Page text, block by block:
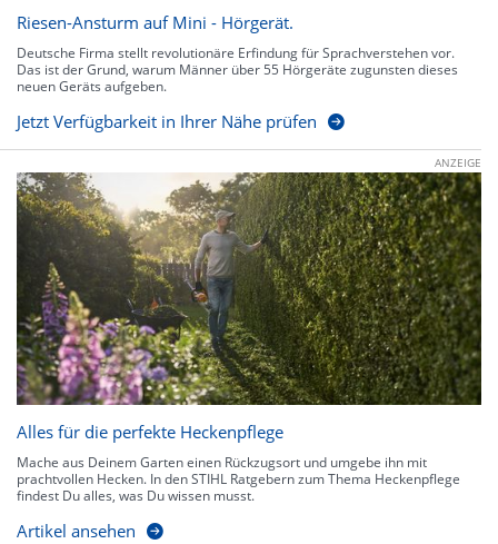
Riesen-Ansturm auf Mini - Hörgerät.
Deutsche Firma stellt revolutionäre Erfindung für Sprachverstehen vor.
Das ist der Grund, warum Männer über 55 Hörgeräte zugunsten dieses
neuen Geräts aufgeben.
Jetzt Verfügbarkeit in Ihrer Nähe prüfen
ANZEIGE
Alles für die perfekte Heckenpflege
Mache aus Deinem Garten einen Rückzugsort und umgebe ihn mit
prachtvollen Hecken. In den STIHL Ratgebern zum Thema Heckenpflege
findest Du alles, was Du wissen musst.
Artikel ansehen